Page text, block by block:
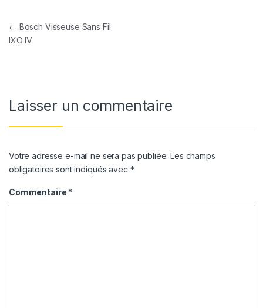
Navigation de l’article
← Bosch Visseuse Sans Fil
IXO IV
Laisser un commentaire
Votre adresse e-mail ne sera pas publiée. Les champs
obligatoires sont indiqués avec *
Commentaire *